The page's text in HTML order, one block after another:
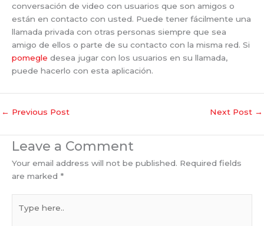
conversación de video con usuarios que son amigos o
están en contacto con usted. Puede tener fácilmente una
llamada privada con otras personas siempre que sea
amigo de ellos o parte de su contacto con la misma red. Si
pomegle desea jugar con los usuarios en su llamada,
puede hacerlo con esta aplicación.
← Previous Post Next Post →
Leave a Comment
Your email address will not be published. Required fields
are marked *
here..